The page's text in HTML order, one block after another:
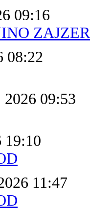
09:16
08:22
09:53
19:10
11:47